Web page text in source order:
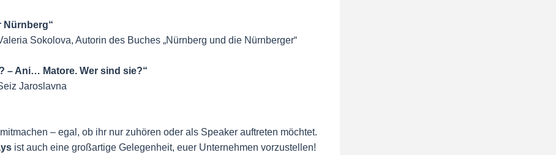
Nürnberg“
Sokolova, Autorin des Buches „Nürnberg und die Nürnberger“
– Ani… Matore. Wer sind sie?“
Jaroslavna
– egal, ob ihr nur zuhören oder als Speaker auftreten möchtet.
ist auch eine großartige Gelegenheit, euer Unternehmen vorzustellen!